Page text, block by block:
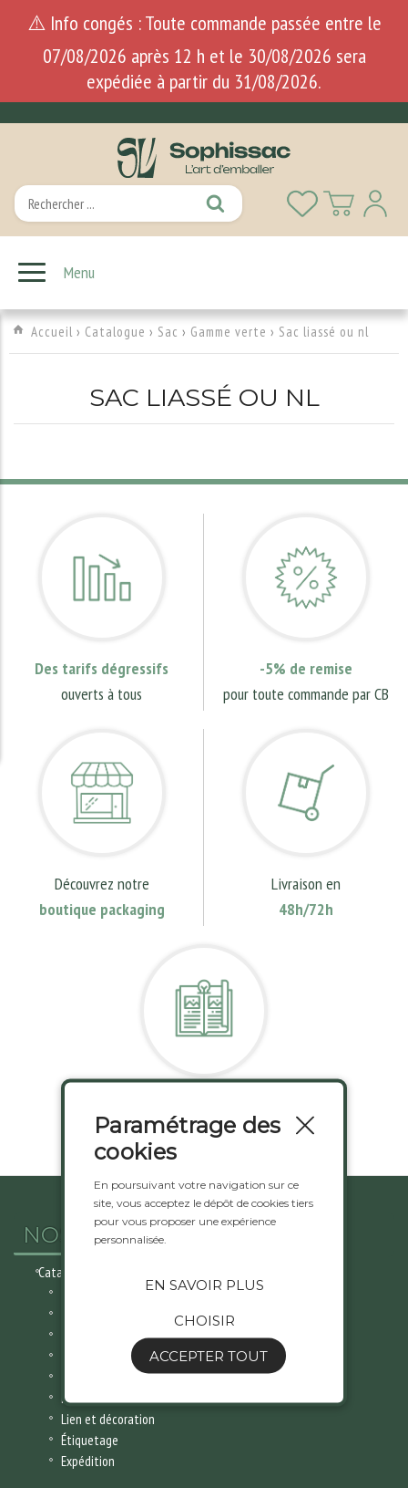
⚠️ Info congés : Toute commande passée entre le
07/08/2026 après 12 h et le 30/08/2026 sera
expédiée à partir du 31/08/2026.
Menu
Accueil › Catalogue › Sac › Gamme verte › Sac liassé ou nl
SAC LIASSÉ OU NL
Des tarifs dégressifs
ouverts à tous
-5% de remise
pour toute commande par CB
Découvrez notre
boutique packaging
Livraison en
48h/72h
catalogue gratuitement
NOS PRODUITS
Catalogue
Contenant alimentaire
Art de la table
Matériel
Lien et décoration
Étiquetage
Expédition
Paramétrage des
cookies
En poursuivant votre navigation sur ce
site, vous acceptez le dépôt de cookies tiers
pour vous proposer une expérience
personnalisée.
EN SAVOIR PLUS
CHOISIR
ACCEPTER TOUT